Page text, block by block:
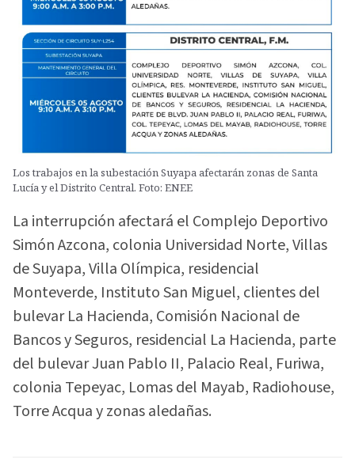
Los trabajos en la subestación Suyapa afectarán zonas de Santa
Lucía y el Distrito Central. Foto: ENEE
La interrupción afectará el Complejo Deportivo
Simón Azcona, colonia Universidad Norte, Villas
de Suyapa, Villa Olímpica, residencial
Monteverde, Instituto San Miguel, clientes del
bulevar La Hacienda, Comisión Nacional de
Bancos y Seguros, residencial La Hacienda, parte
del bulevar Juan Pablo II, Palacio Real, Furiwa,
colonia Tepeyac, Lomas del Mayab, Radiohouse,
Torre Acqua y zonas aledañas.